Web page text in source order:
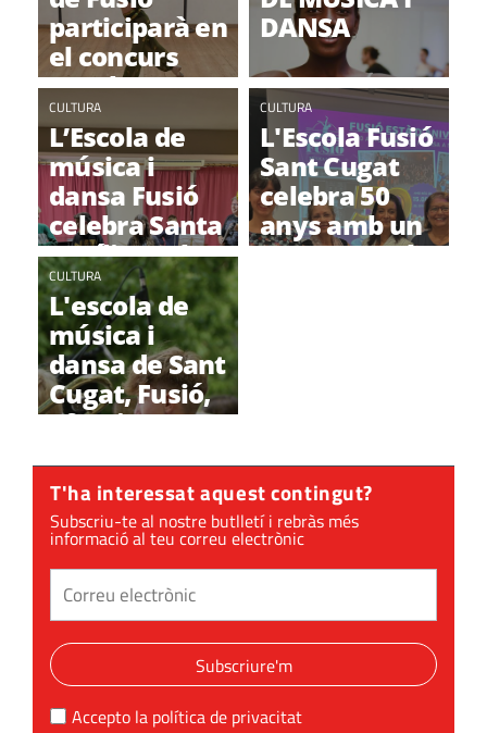
participarà en
el concurs
Youth
American
Grand Prix
DANSA
CULTURA
L’Escola de
música i
dansa Fusió
celebra Santa
Cecília amb
un concert
CULTURA
L'Escola Fusió
Sant Cugat
celebra 50
anys amb un
programa ple
CULTURA
L'escola de
música i
dansa de Sant
Cugat, Fusió,
ofereix
moderna per
a infants
T'ha interessat aquest contingut?
Subscriu-te al nostre butlletí i rebràs més
informació al teu correu electrònic
Subscriure'm
Accepto la política de privacitat